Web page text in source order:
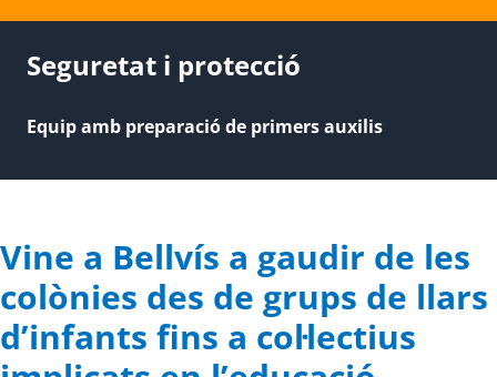
Seguretat i protecció
Equip amb preparació de primers auxilis
Vine a Bellvís a gaudir de les
colònies des de grups de llars
d’infants fins a col·lectius